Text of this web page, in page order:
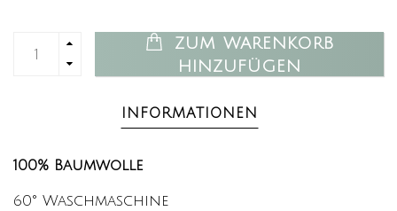
ZUM WARENKORB
HINZUFÜGEN
INFORMATIONEN
100% Baumwolle
60° Waschmaschine